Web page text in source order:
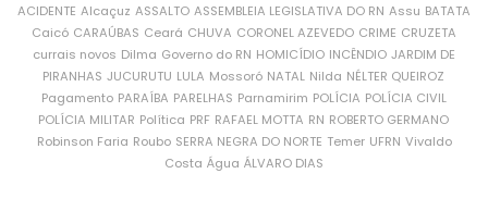
ACIDENTE Alcaçuz ASSALTO ASSEMBLEIA LEGISLATIVA DO RN Assu BATATA
Caicó CARAÚBAS Ceará CHUVA CORONEL AZEVEDO CRIME CRUZETA
currais novos Dilma Governo do RN HOMICÍDIO INCÊNDIO JARDIM DE
PIRANHAS JUCURUTU LULA Mossoró NATAL Nilda NÉLTER QUEIROZ
Pagamento PARAÍBA PARELHAS Parnamirim POLÍCIA POLÍCIA CIVIL
POLÍCIA MILITAR Política PRF RAFAEL MOTTA RN ROBERTO GERMANO
Robinson Faria Roubo SERRA NEGRA DO NORTE Temer UFRN Vivaldo
Costa Água ÁLVARO DIAS